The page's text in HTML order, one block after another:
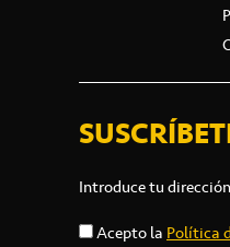
Introduce tu
Acepto la Política